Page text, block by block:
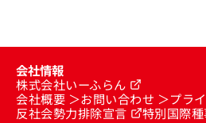
会社情報
株式会社いーふらん
会社概要
お問い合わせ
プラ
反社会勢力排除宣言
特別国際